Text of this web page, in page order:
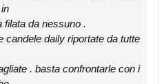
filata da nessuno .
candele daily riportate da tutte
. basta confrontarle con i